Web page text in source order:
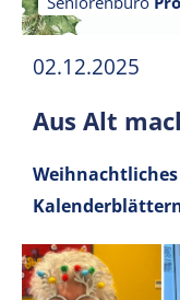
02.12.2025
Aus Alt